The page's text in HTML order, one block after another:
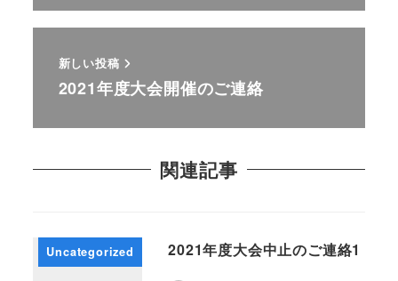
新しい投稿
2021年度大会開催のご連絡
関連記事
Uncategorized 2021年度大会中止のご連絡1